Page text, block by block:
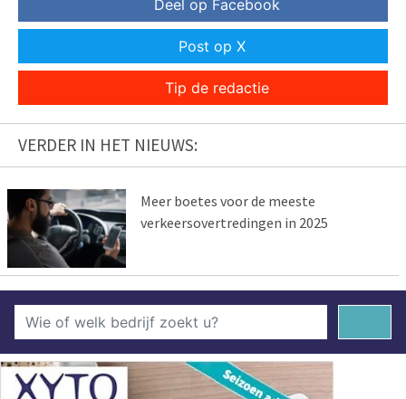
Deel op Facebook
Post op X
Tip de redactie
VERDER IN HET NIEUWS:
Meer boetes voor de meeste
verkeersovertredingen in 2025